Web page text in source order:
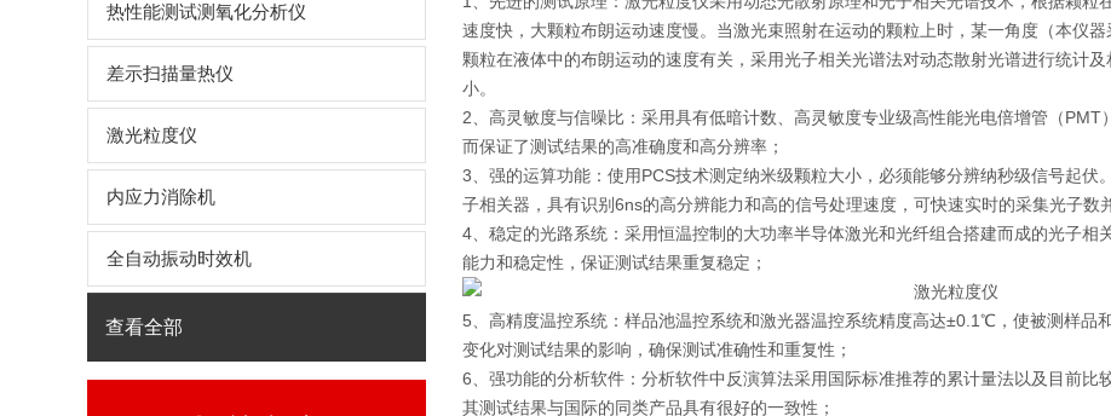
热性能测试测氧化分析仪
差示扫描量热仪
激光粒度仪
内应力消除机
全自动振动时效机
查看全部
速度快，大颗粒布朗运动速度慢。当激光束照射在运动的颗粒上时，某一角度（本仪
颗粒在液体中的布朗运动的速度有关，采用光子相关光谱法对动态散射光谱进行统计
小。
2、高灵敏度与信噪比：采用具有低暗计数、高灵敏度专业级高性能光电倍增管（
而保证了测试结果的高准确度和高分辨率；
3、强的运算功能：使用PCS技术测定纳米级颗粒大小，必须能够分辨纳秒级信号起
子相关器，具有识别6ns的高分辨能力和高的信号处理速度，可快速实时的采集光子数
4、稳定的光路系统：采用恒温控制的大功率半导体激光和光纤组合搭建而成的光子相
能力和稳定性，保证测试结果重复稳定；
5、高精度温控系统：样品池温控系统和激光器温控系统精度高达±0.1℃，使被测样品
变化对测试结果的影响，确保测试准确性和重复性；
6、强功能的分析软件：分析软件中反演算法采用国际标准推荐的累计量法以及目前比
其测试结果与国际的同类产品具有很好的一致性；